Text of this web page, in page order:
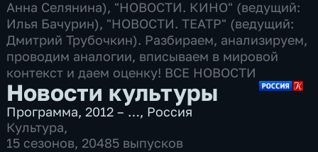
Анна Селянина), "НОВОСТИ. КИНО" (ведущий:
Илья Бачурин), "НОВОСТИ. ТЕАТР" (ведущий:
Дмитрий Трубочкин). Разбираем, анализируем,
проводим аналогии, вписываем в мировой
контекст и даем оценку! ВСЕ НОВОСТИ
Новости культуры
Программа,2012 – …, Россия
Культура,
15 сезонов, 20485 выпусков